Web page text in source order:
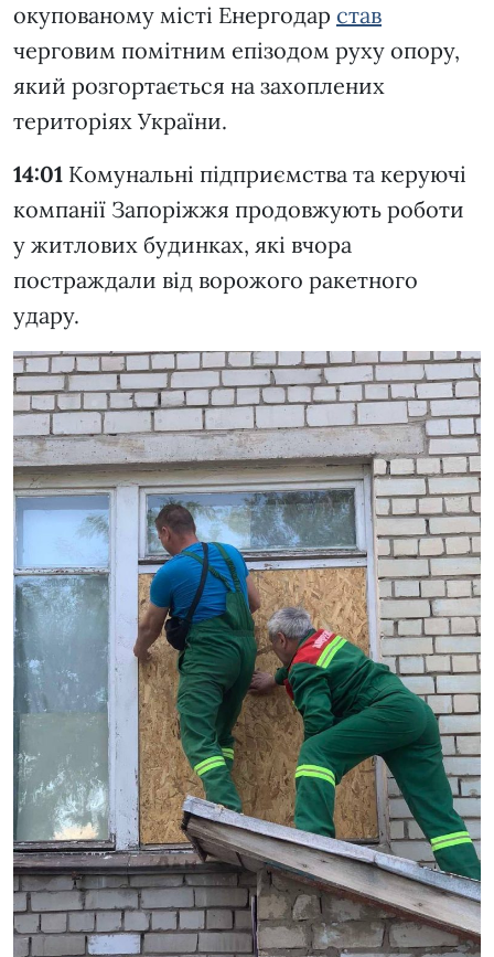
окупованому місті Енергодар став
черговим помітним епізодом руху опору,
який розгортається на захоплених
територіях України.
14:01 Комунальні підприємства та керуючі
компанії Запоріжжя продовжують роботи
у житлових будинках, які вчора
постраждали від ворожого ракетного
удару.